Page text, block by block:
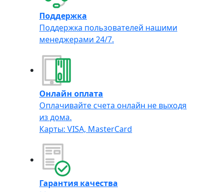
Поддержка
Поддержка пользователей нашими
менеджерами 24/7.
Онлайн оплата
Оплачивайте счета онлайн не выходя
из дома.
Карты: VISA, MasterCard
Гарантия качества